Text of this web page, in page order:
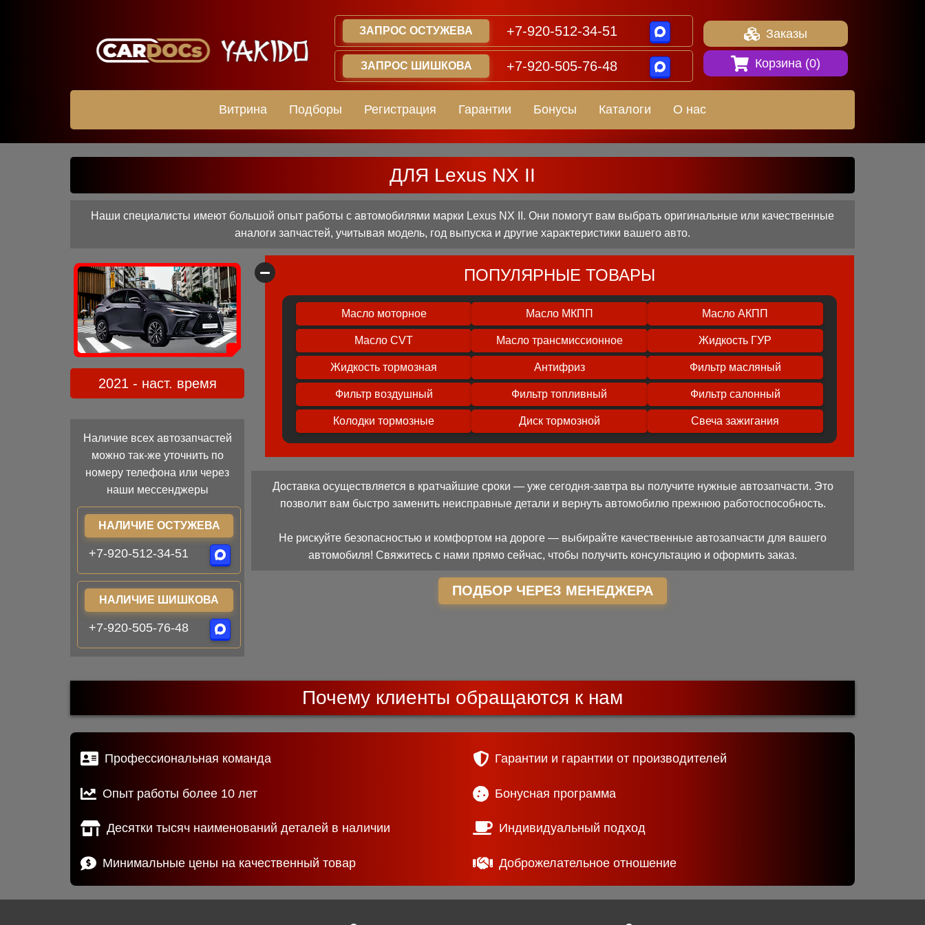
ЗАПРОС ОСТУЖЕВА +7-920-512-34-51
ЗАПРОС ШИШКОВА +7-920-505-76-48
Заказы
Корзина (0)
Витрина Подборы Регистрация Гарантии Бонусы Каталоги О нас
ДЛЯ Lexus NX II
Наши специалисты имеют большой опыт работы с автомобилями марки Lexus NX II. Они помогут вам выбрать оригинальные или качественные
аналоги запчастей, учитывая модель, год выпуска и другие характеристики вашего авто.
2021 - наст. время
Наличие всех автозапчастей
можно так-же уточнить по
номеру телефона или через
наши мессенджеры
НАЛИЧИЕ ОСТУЖЕВА
+7-920-512-34-51
НАЛИЧИЕ ШИШКОВА
+7-920-505-76-48
ПОПУЛЯРНЫЕ ТОВАРЫ
Масло моторное Масло МКПП Масло АКПП
Масло CVT Масло трансмиссионное Жидкость ГУР
Жидкость тормозная Антифриз Фильтр масляный
Фильтр воздушный Фильтр топливный Фильтр салонный
Колодки тормозные Диск тормозной Свеча зажигания
Доставка осуществляется в кратчайшие сроки — уже сегодня-завтра вы получите нужные автозапчасти. Это
позволит вам быстро заменить неисправные детали и вернуть автомобилю прежнюю работоспособность.
Не рискуйте безопасностью и комфортом на дороге — выбирайте качественные автозапчасти для вашего
автомобиля! Свяжитесь с нами прямо сейчас, чтобы получить консультацию и оформить заказ.
ПОДБОР ЧЕРЕЗ МЕНЕДЖЕРА
Почему клиенты обращаются к нам
Профессиональная команда
Опыт работы более 10 лет
Десятки тысяч наименований деталей в наличии
Минимальные цены на качественный товар
Гарантии и гарантии от производителей
Бонусная программа
Индивидуальный подход
Доброжелательное отношение